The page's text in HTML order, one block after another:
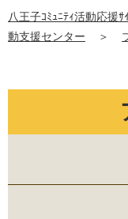
八王子ｺﾐｭﾆﾃｨ活動応援
動支援センター
＞